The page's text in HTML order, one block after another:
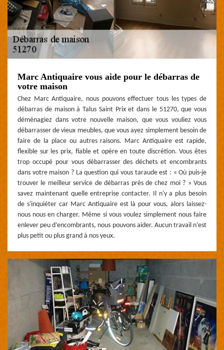
Marc Antiquaire vous aide pour le débarras de
votre maison
Chez Marc Antiquaire, nous pouvons effectuer tous les types de
débarras de maison à Talus Saint Prix et dans le 51270, que vous
déménagiez dans votre nouvelle maison, que vous vouliez vous
débarrasser de vieux meubles, que vous ayez simplement besoin de
faire de la place ou autres raisons. Marc Antiquaire est rapide,
flexible sur les prix, fiable et opère en toute discrétion. Vous êtes
trop occupé pour vous débarrasser des déchets et encombrants
dans votre maison ? La question qui vous taraude est : « Où puis-je
trouver le meilleur service de débarras près de chez moi ? » Vous
savez maintenant quelle entreprise contacter. Il n'y a plus besoin
de s'inquiéter car Marc Antiquaire est là pour vous, alors laissez-
nous nous en charger. Même si vous voulez simplement nous faire
enlever peu d’encombrants, nous pouvons aider. Aucun travail n’est
plus petit ou plus grand à nos yeux.